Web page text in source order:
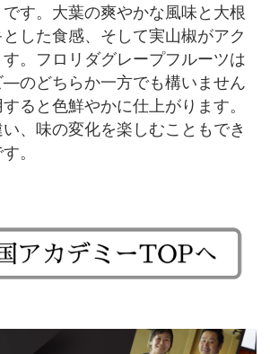
す。大葉の爽やかな風味と大根
した食感、そして実山椒がアク
。 フロリダグレープフルーツは
―のどちらか一方でも構いません
ると色鮮やかに仕上がります。
、味の変化を楽しむこともでき
。